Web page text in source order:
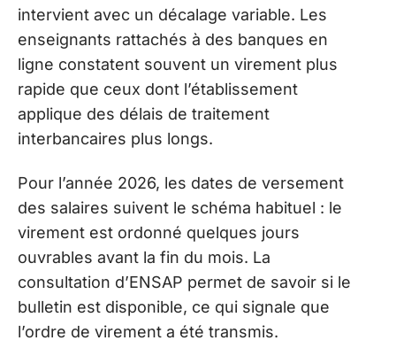
intervient avec un décalage variable. Les
enseignants rattachés à des banques en
ligne constatent souvent un virement plus
rapide que ceux dont l’établissement
applique des délais de traitement
interbancaires plus longs.
Pour l’année 2026, les dates de versement
des salaires suivent le schéma habituel : le
virement est ordonné quelques jours
ouvrables avant la fin du mois. La
consultation d’ENSAP permet de savoir si le
bulletin est disponible, ce qui signale que
l’ordre de virement a été transmis.